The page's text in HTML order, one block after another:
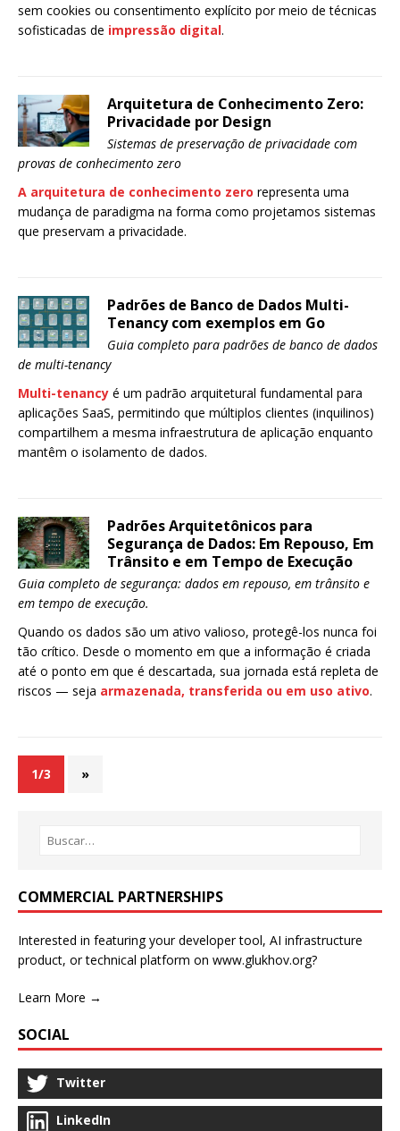
sem cookies ou consentimento explícito por meio de técnicas
sofisticadas de impressão digital.
Arquitetura de Conhecimento Zero:
Privacidade por Design
Sistemas de preservação de privacidade com
provas de conhecimento zero
A arquitetura de conhecimento zero representa uma
mudança de paradigma na forma como projetamos sistemas
que preservam a privacidade.
Padrões de Banco de Dados Multi-
Tenancy com exemplos em Go
Guia completo para padrões de banco de dados
de multi-tenancy
Multi-tenancy é um padrão arquitetural fundamental para
aplicações SaaS, permitindo que múltiplos clientes (inquilinos)
compartilhem a mesma infraestrutura de aplicação enquanto
mantêm o isolamento de dados.
Padrões Arquitetônicos para
Segurança de Dados: Em Repouso, Em
Trânsito e em Tempo de Execução
Guia completo de segurança: dados em repouso, em trânsito e
em tempo de execução.
Quando os dados são um ativo valioso, protegê-los nunca foi
tão crítico. Desde o momento em que a informação é criada
até o ponto em que é descartada, sua jornada está repleta de
riscos — seja armazenada, transferida ou em uso ativo.
1/3 »
COMMERCIAL PARTNERSHIPS
Interested in featuring your developer tool, AI infrastructure
product, or technical platform on www.glukhov.org?
Learn More →
SOCIAL
Twitter
LinkedIn